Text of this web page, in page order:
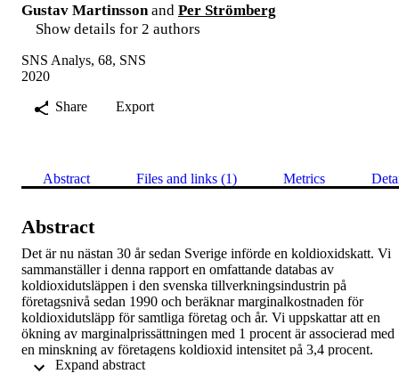
Gustav Martinsson and Per Strömberg
Show details for 2 authors
SNS Analys, 68, SNS
2020
Share
Export
Abstract Files and links (1) Metrics
Abstract
Det är nu nästan 30 år sedan Sverige införde en koldioxidskatt. Vi
sammanställer i denna rapport en omfattande databas av
koldioxidutsläppen i den svenska tillverkningsindustrin på
företagsnivå sedan 1990 och beräknar marginalkostnaden för
koldioxidutsläpp för samtliga företag och år. Vi uppskattar att en
ökning av marginalprissättningen med 1 procent är associerad med
en minskning av företagens koldioxid intensitet på 3,4 procent.
Avslutningsvis visar vi att koldioxidutsläppen från